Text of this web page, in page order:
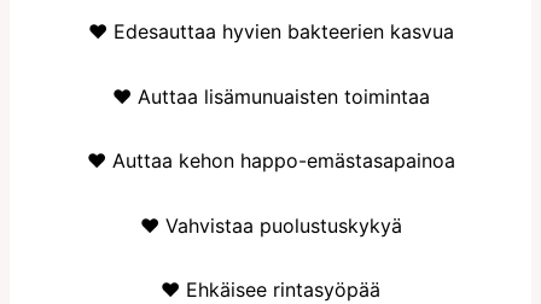
♥ Edesauttaa hyvien bakteerien kasvua
♥ Auttaa lisämunuaisten toimintaa
♥ Auttaa kehon happo-emästasapainoa
♥ Vahvistaa puolustuskykyä
♥ Ehkäisee rintasyöpää